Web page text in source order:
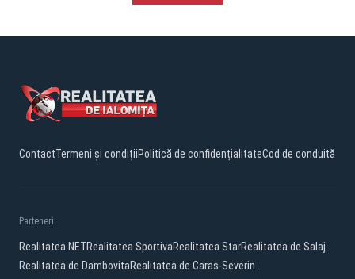
ContactTermeni și condițiiPolitică de confidențialitateCod de conduită
Parteneri:
Realitatea.NETRealitatea SportivaRealitatea StarRealitatea de Salaj
Realitatea de DambovitaRealitatea de Caras-Severin